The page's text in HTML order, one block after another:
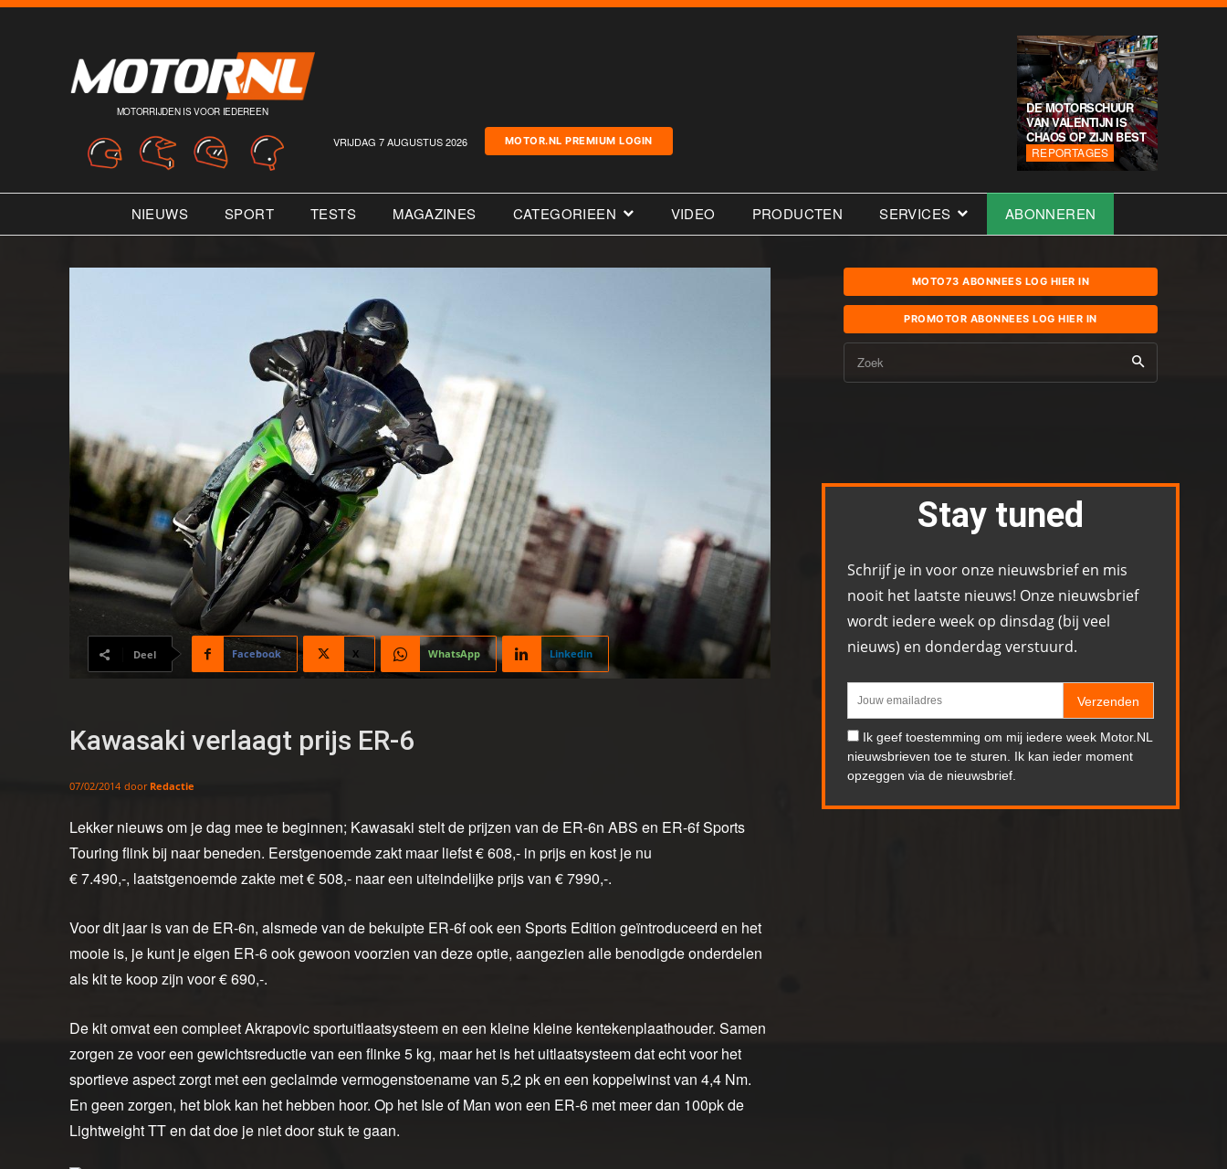
MOTORRIJDEN IS VOOR IEDEREEN
VRIJDAG 7 AUGUSTUS 2026 MOTOR.NL PREMIUM LOGIN
DE MOTORSCHUUR
VAN VALENTIJN IS
CHAOS OP ZIJN BEST
REPORTAGES
NIEUWS SPORT TESTS MAGAZINES CATEGORIEEN VIDEO PRODUCTEN SERVICES ABONNEREN
Deel Facebook X WhatsApp Linkedin
Kawasaki verlaagt prijs ER-6
07/02/2014 door Redactie
Lekker nieuws om je dag mee te beginnen; Kawasaki stelt de prijzen van de ER-6n ABS en ER-6f Sports
Touring flink bij naar beneden. Eerstgenoemde zakt maar liefst € 608,- in prijs en kost je nu
€ 7.490,-, laatstgenoemde zakte met € 508,- naar een uiteindelijke prijs van € 7990,-.
Voor dit jaar is van de ER-6n, alsmede van de bekuipte ER-6f ook een Sports Edition geïntroduceerd en het
mooie is, je kunt je eigen ER-6 ook gewoon voorzien van deze optie, aangezien alle benodigde onderdelen
als kit te koop zijn voor € 690,-.
De kit omvat een compleet Akrapovic sportuitlaatsysteem en een kleine kleine kentekenplaathouder. Samen
zorgen ze voor een gewichtsreductie van een flinke 5 kg, maar het is het uitlaatsysteem dat echt voor het
sportieve aspect zorgt met een geclaimde vermogenstoename van 5,2 pk en een koppelwinst van 4,4 Nm.
En geen zorgen, het blok kan het hebben hoor. Op het Isle of Man won een ER-6 met meer dan 100pk de
Lightweight TT en dat doe je niet door stuk te gaan.
MOTO73 ABONNEES LOG HIER IN
PROMOTOR ABONNEES LOG HIER IN
Zoek
Stay tuned
Schrijf je in voor onze nieuwsbrief en mis
nooit het laatste nieuws! Onze nieuwsbrief
wordt iedere week op dinsdag (bij veel
nieuws) en donderdag verstuurd.
Verzenden
Ik geef toestemming om mij iedere week Motor.NL
nieuwsbrieven toe te sturen. Ik kan ieder moment
opzeggen via de nieuwsbrief.